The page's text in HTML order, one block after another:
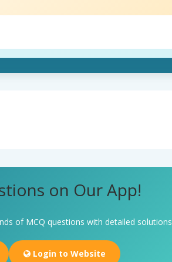
on Our App!
of MCQ questions with detailed solutions
Login to Website